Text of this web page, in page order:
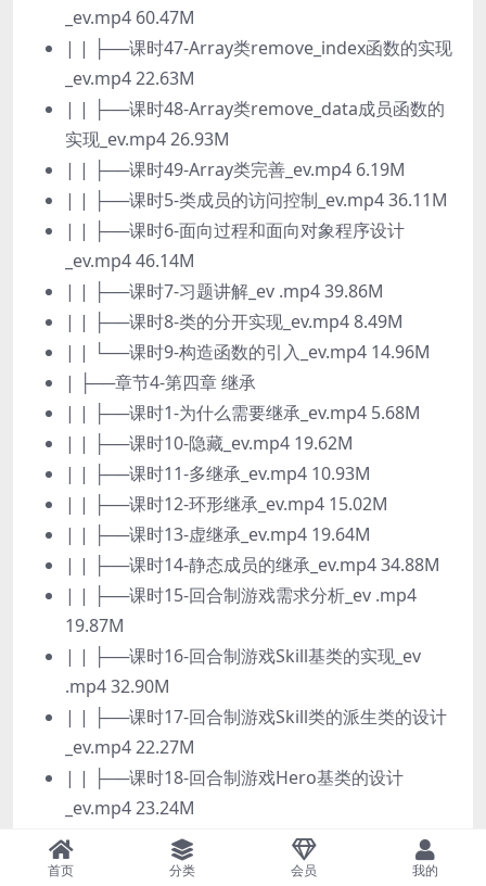
_ev.mp4 60.47M
| | ├──课时47-Array类remove_index函数的实现
_ev.mp4 22.63M
| | ├──课时48-Array类remove_data成员函数的
实现_ev.mp4 26.93M
| | ├──课时49-Array类完善_ev.mp4 6.19M
| | ├──课时5-类成员的访问控制_ev.mp4 36.11M
| | ├──课时6-面向过程和面向对象程序设计
_ev.mp4 46.14M
| | ├──课时7-习题讲解_ev .mp4 39.86M
| | ├──课时8-类的分开实现_ev.mp4 8.49M
| | └──课时9-构造函数的引入_ev.mp4 14.96M
| ├──章节4-第四章 继承
| | ├──课时1-为什么需要继承_ev.mp4 5.68M
| | ├──课时10-隐藏_ev.mp4 19.62M
| | ├──课时11-多继承_ev.mp4 10.93M
| | ├──课时12-环形继承_ev.mp4 15.02M
| | ├──课时13-虚继承_ev.mp4 19.64M
| | ├──课时14-静态成员的继承_ev.mp4 34.88M
| | ├──课时15-回合制游戏需求分析_ev .mp4
19.87M
| | ├──课时16-回合制游戏Skill基类的实现_ev
.mp4 32.90M
| | ├──课时17-回合制游戏Skill类的派生类的设计
_ev.mp4 22.27M
| | ├──课时18-回合制游戏Hero基类的设计
_ev.mp4 23.24M
| | ├──课时19-回合制游戏Hero类派生类的设计
_ev.mp4 15.42M
首页 分类 会员 我的